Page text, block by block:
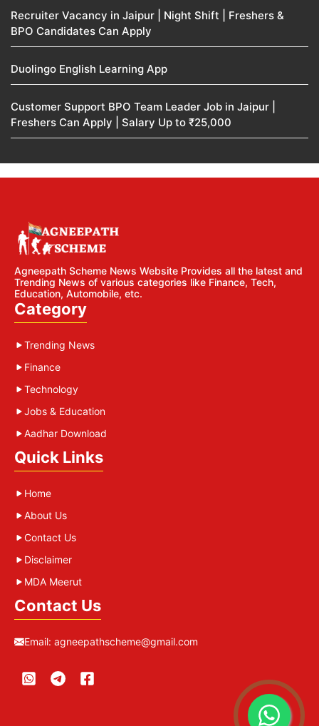
Recruiter Vacancy in Jaipur | Night Shift | Freshers &
BPO Candidates Can Apply
Duolingo English Learning App
Customer Support BPO Team Leader Job in Jaipur |
Freshers Can Apply | Salary Up to ₹25,000
Agneepath Scheme News Website Provides all the latest and
Trending News of various categories like Finance, Tech,
Education, Automobile, etc.
Category
Trending News
Finance
Technology
Jobs & Education
Aadhar Download
Quick Links
Home
About Us
Contact Us
Disclaimer
MDA Meerut
Contact Us
Email: agneepathscheme@gmail.com